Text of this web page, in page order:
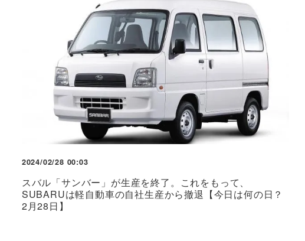
2024/02/28 00:03
スバル「サンバー」が生産を終了。これをもって、
SUBARUは軽自動車の自社生産から撤退【今日は何の日？
2月28日】